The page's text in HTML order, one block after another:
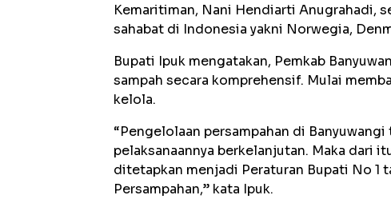
Kemaritiman, Nani Hendiarti Anugrahadi,
sahabat di Indonesia yakni Norwegia,
Bupati Ipuk mengatakan, Pemkab
sampah secara komprehensif. Mulai
kelola.
“Pengelolaan persampahan di
pelaksanaannya berkelanjutan. Maka dari
ditetapkan menjadi Peraturan Bupati No 1
Persampahan,” kata Ipuk.